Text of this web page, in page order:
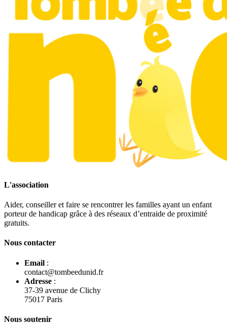
L'association
Aider, conseiller et faire se rencontrer les familles ayant un enfant
porteur de handicap grâce à des réseaux d’entraide de proximité
gratuits.
Nous contacter
Email :
contact@tombeedunid.fr
Adresse :
37-39 avenue de Clichy
75017 Paris
Nous soutenir